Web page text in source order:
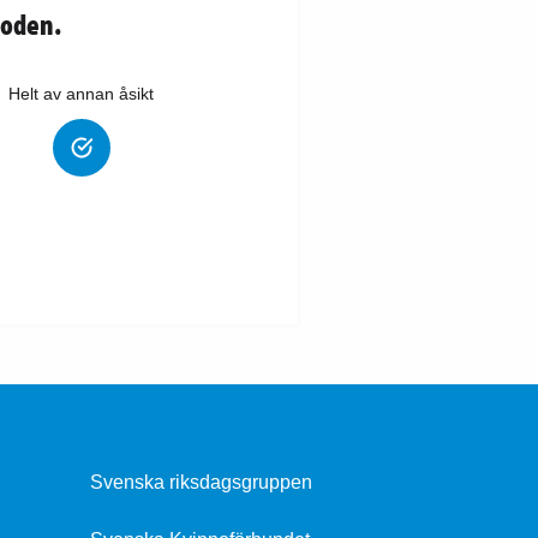
Helt av annan åsikt
Svenska riksdagsgruppen